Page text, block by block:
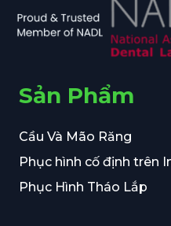
Sản Phẩm
Cầu Và Mão Răng
Phục hình cố định trên
Phục Hình Tháo Lắp